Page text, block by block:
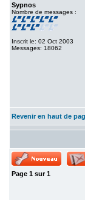
Sypnos
Nombre de messages :
Inscrit le: 02 Oct 2003
Messages: 18062
Revenir en haut de
Page 1 sur1